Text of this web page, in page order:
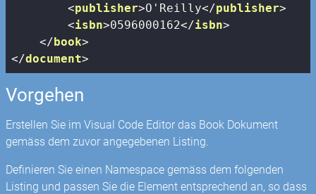
<publisher>O'Reilly</publisher>
<isbn>0596000162</isbn>
</book>
</document>
Vorgehen
Erstellen Sie im Visual Code Editor das Book Dokument
gemäss dem zuvor angegebenen Listing.
Definieren Sie einen Namespace gemäss dem folgenden
Listing und passen Sie die Element entsprechend an, so dass